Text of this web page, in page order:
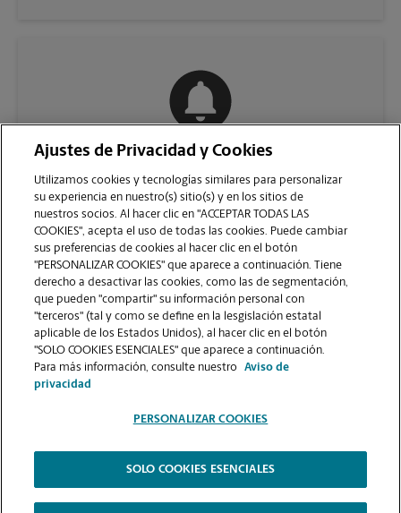
VER LA PÁGINA DE LA TIENDA
2026.
The UPS Store | Aviso de Privacidad | Términos de Uso del Sitio Web |
Contraste Alto
Ajustes de Privacidad y Cookies
Utilizamos cookies y tecnologías similares para personalizar
su experiencia en nuestro(s) sitio(s) y en los sitios de
nuestros socios. Al hacer clic en "ACCEPTAR TODAS LAS
COOKIES", acepta el uso de todas las cookies. Puede cambiar
sus preferencias de cookies al hacer clic en el botón
"PERSONALIZAR COOKIES" que aparece a continuación. Tiene
derecho a desactivar las cookies, como las de segmentación,
que pueden "compartir" su información personal con
"terceros" (tal y como se define en la lesgislación estatal
aplicable de los Estados Unidos), al hacer clic en el botón
"SOLO COOKIES ESENCIALES" que aparece a continuación.
Para más información, consulte nuestro
Aviso de
privacidad
PERSONALIZAR COOKIES
SOLO COOKIES ESENCIALES